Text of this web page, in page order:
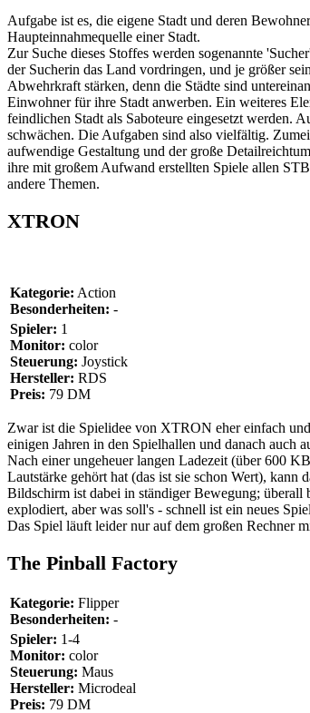
Aufgabe ist es, die eigene Stadt und deren
Haupteinnahmequelle einer Stadt.
Zur Suche dieses Stoffes werden sogenannte
der Sucherin das Land vordringen, und je größer
Abwehrkraft stärken, denn die Städte sind
Einwohner für ihre Stadt anwerben. Ein weiteres
feindlichen Stadt als Saboteure eingesetzt werden.
schwächen. Die Aufgaben sind also vielfältig.
aufwendige Gestaltung und der große
ihre mit großem Aufwand erstellten Spiele allen
andere Themen.
XTRON
Kategorie: Action
Besonderheiten: -
Spieler: 1
Monitor: color
Steuerung: Joystick
Hersteller: RDS
Preis: 79 DM
Zwar ist die Spielidee von XTRON eher einfach
einigen Jahren in den Spielhallen und danach auch
Nach einer ungeheuer langen Ladezeit (über 600
Lautstärke gehört hat (das ist sie schon Wert),
Bildschirm ist dabei in ständiger Bewegung; überall
explodiert, aber was soll's - schnell ist ein neues
Das Spiel läuft leider nur auf dem großen Rechner
The Pinball Factory
Kategorie: Flipper
Besonderheiten: -
Spieler: 1-4
Monitor: color
Steuerung: Maus
Hersteller: Microdeal
Preis: 79 DM